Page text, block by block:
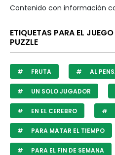
Contenido con información
ETIQUETAS PARA EL
PUZZLE
FRUTA AL
UN SOLO JUGADOR
EN EL CEREBRO
PARA MATAR EL TIEMPO
PARA EL FIN DE SEMANA